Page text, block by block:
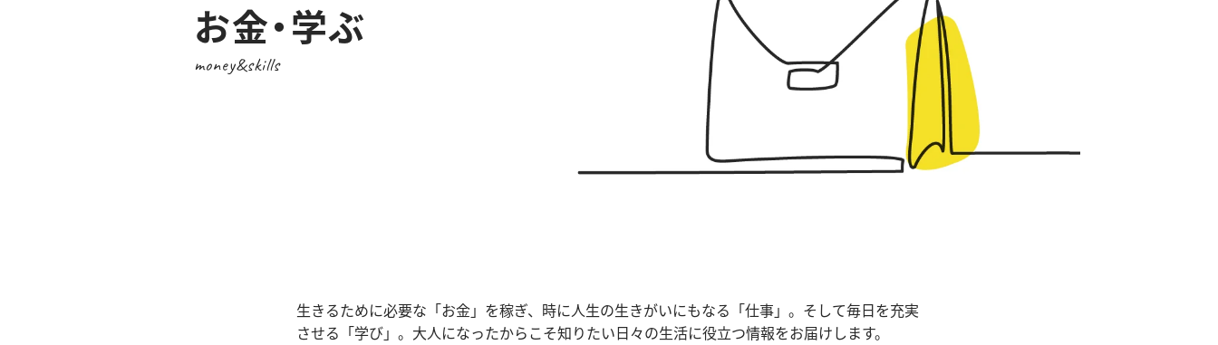
お金・学ぶ
money&skills
生きるために必要な「お金」を稼ぎ、時に人生の生きがいにもなる「仕事」。そして毎日を充実
させる「学び」。大人になったからこそ知りたい日々の生活に役立つ情報をお届けします。